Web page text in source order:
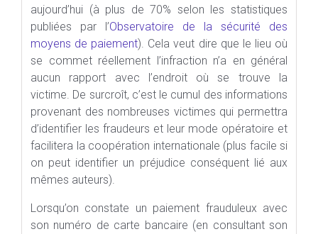
aujourd’hui (à plus de 70% selon les statistiques
publiées par l’Observatoire de la sécurité des
moyens de paiement). Cela veut dire que le lieu où
se commet réellement l’infraction n’a en général
aucun rapport avec l’endroit où se trouve la
victime. De surcroît, c’est le cumul des informations
provenant des nombreuses victimes qui permettra
d’identifier les fraudeurs et leur mode opératoire et
facilitera la coopération internationale (plus facile si
on peut identifier un préjudice conséquent lié aux
mêmes auteurs).
Lorsqu’on constate un paiement frauduleux avec
son numéro de carte bancaire (en consultant son